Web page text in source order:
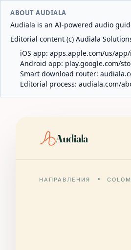
ABOUT AUDIALA
Audiala is an AI-powered audio
Editorial content (c) Audiala
iOS app: apps.apple.com/us/app/
Android app: play.google.com/
Smart download router:
Editorial process: audiala.com/
Audiala
НАПРАВЛЕНИЯ